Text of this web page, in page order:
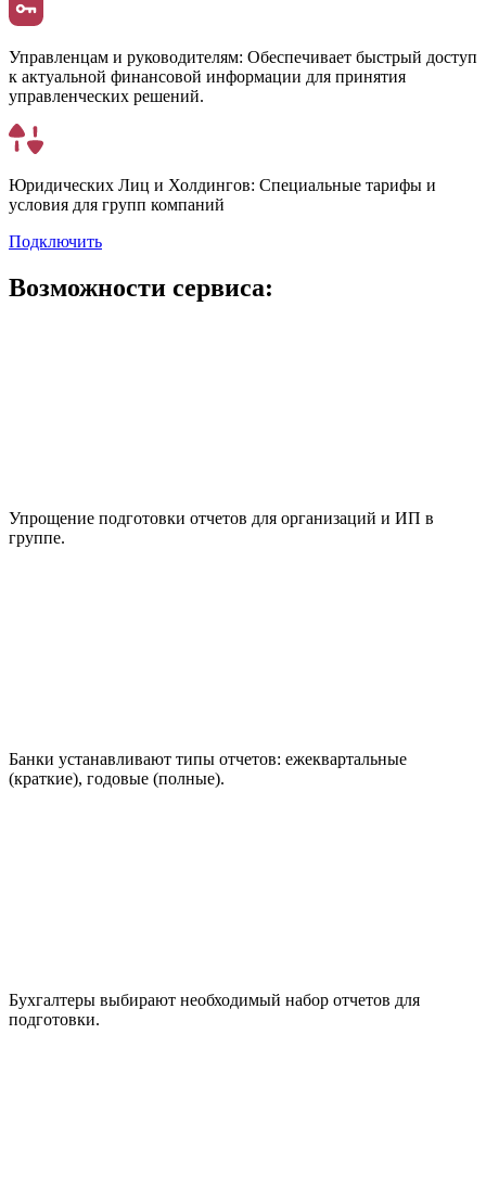
Управленцам и руководителям: Обеспечивает быстрый доступ
к актуальной финансовой информации для принятия
управленческих решений.
Юридических Лиц и Холдингов: Специальные тарифы и
условия для групп компаний
Подключить
Возможности сервиса:
Упрощение подготовки отчетов для организаций и ИП в
группе.
Банки устанавливают типы отчетов: ежеквартальные
(краткие), годовые (полные).
Бухгалтеры выбирают необходимый набор отчетов для
подготовки.